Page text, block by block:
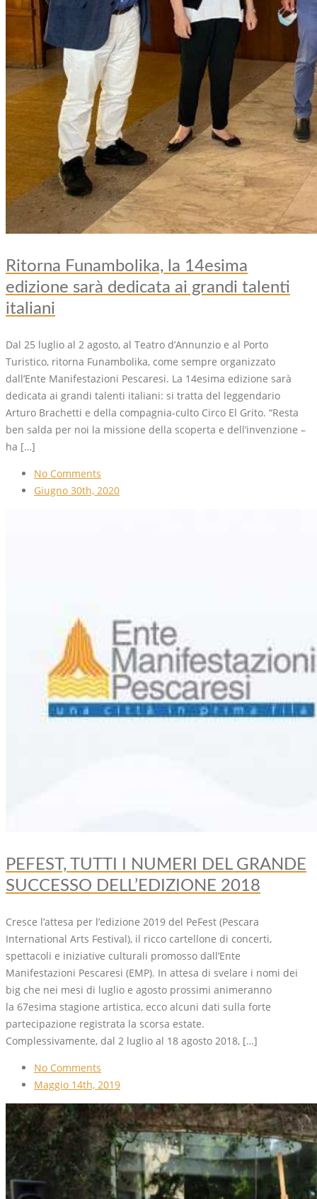
Ritorna Funambolika, la 14esima
edizione sarà dedicata ai grandi talenti
italiani
Dal 25 luglio al 2 agosto, al Teatro d’Annunzio e al Porto
Turistico, ritorna Funambolika, come sempre organizzato
dall’Ente Manifestazioni Pescaresi. La 14esima edizione sarà
dedicata ai grandi talenti italiani: si tratta del leggendario
Arturo Brachetti e della compagnia-culto Circo El Grito. “Resta
ben salda per noi la missione della scoperta e dell’invenzione –
ha […]
No Comments
Giugno 30th, 2020
PEFEST, TUTTI I NUMERI DEL GRANDE
SUCCESSO DELL’EDIZIONE 2018
Cresce l’attesa per l’edizione 2019 del PeFest (Pescara
International Arts Festival), il ricco cartellone di concerti,
spettacoli e iniziative culturali promosso dall’Ente
Manifestazioni Pescaresi (EMP). In attesa di svelare i nomi dei
big che nei mesi di luglio e agosto prossimi animeranno
la 67esima stagione artistica, ecco alcuni dati sulla forte
partecipazione registrata la scorsa estate.
Complessivamente, dal 2 luglio al 18 agosto 2018, […]
No Comments
Maggio 14th, 2019